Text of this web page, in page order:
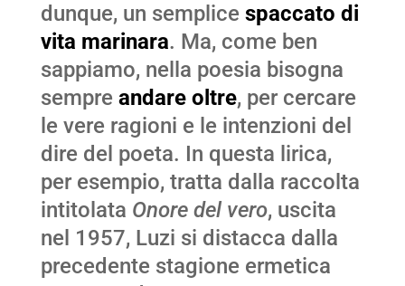
dunque, un semplice spaccato di
vita marinara. Ma, come ben
sappiamo, nella poesia bisogna
sempre andare oltre, per cercare
le vere ragioni e le intenzioni del
dire del poeta. In questa lirica,
per esempio, tratta dalla raccolta
intitolata Onore del vero, uscita
nel 1957, Luzi si distacca dalla
precedente stagione ermetica